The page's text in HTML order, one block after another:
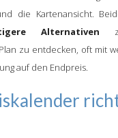
die Kartenansicht.
Alternativen
zu entdecken, oft mit
auf den Endpreis.